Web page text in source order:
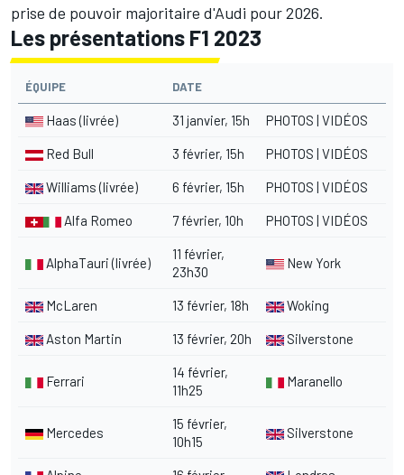
prise de pouvoir majoritaire d'Audi pour 2026.
Les présentations F1 2023
ÉQUIPE DATE
Haas(livrée) 31 janvier, 15h PHOTOS | VIDÉOS
Red Bull 3 février, 15h PHOTOS | VIDÉOS
Williams(livrée) 6 février, 15h PHOTOS | VIDÉOS
Alfa Romeo 7 février, 10h PHOTOS | VIDÉOS
AlphaTauri(livrée)
11 février,
23h30
New York
McLaren 13 février, 18h Woking
Aston Martin 13 février, 20h Silverstone
Ferrari
14 février,
11h25
Maranello
Mercedes
15 février,
10h15
Silverstone